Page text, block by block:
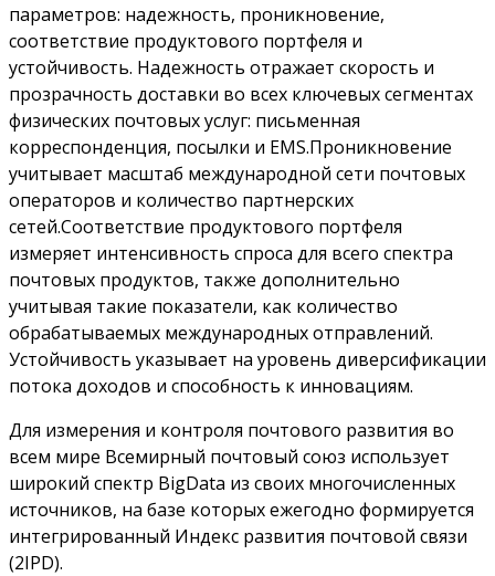
параметров: надежность, проникновение,
соответствие продуктового портфеля и
устойчивость. Надежность отражает скорость и
прозрачность доставки во всех ключевых сегментах
физических почтовых услуг: письменная
корреспонденция, посылки и EMS.Проникновение
учитывает масштаб международной сети почтовых
операторов и количество партнерских
сетей.Соответствие продуктового портфеля
измеряет интенсивность спроса для всего спектра
почтовых продуктов, также дополнительно
учитывая такие показатели, как количество
обрабатываемых международных отправлений.
Устойчивость указывает на уровень диверсификации
потока доходов и способность к инновациям.
Для измерения и контроля почтового развития во
всем мире Всемирный почтовый союз использует
широкий спектр BigData из своих многочисленных
источников, на базе которых ежегодно формируется
интегрированный Индекс развития почтовой связи
(2IPD).